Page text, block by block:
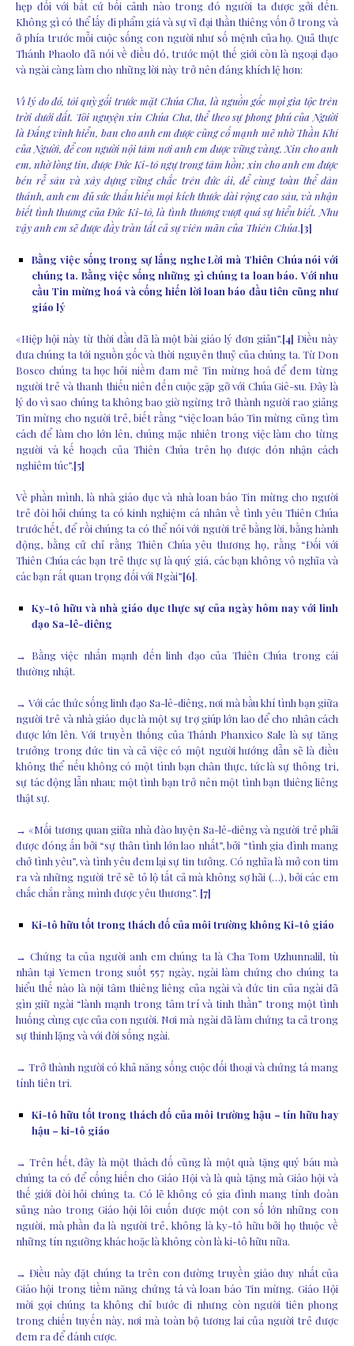
hẹp đối với bất cứ bối cảnh nào trong đó người ta được gởi đến.
Không gì có thể lấy đi phẩm giá và sự vĩ đại thần thiêng vốn ở trong và
ở phía trước mỗi cuộc sống con người như số mệnh của họ. Quả thực
Thánh Phaolo đã nói về điều đó, trước một thế giới còn là ngoại đạo
và ngài càng làm cho những lời này trở nên đáng khích lệ hơn:
Vì lý do đó, tôi quỳ gối trước mặt Chúa Cha, là nguồn gốc mọi gia tộc trên
trời dưới đất. Tôi nguyện xin Chúa Cha, thể theo sự phong phú của Người
là Đấng vinh hiển, ban cho anh em được củng cố mạnh mẽ nhờ Thần Khí
của Người, để con người nội tâm nơi anh em được vững vàng. Xin cho anh
em, nhờ lòng tin, được Đức Ki-tô ngự trong tâm hồn; xin cho anh em được
bén rễ sâu và xây dựng vững chắc trên đức ái, để cùng toàn thể dân
thánh, anh em đủ sức thấu hiểu mọi kích thước dài rộng cao sâu, và nhận
biết tình thương của Đức Ki-tô, là tình thương vượt quá sự hiểu biết. Như
vậy anh em sẽ được đầy tràn tất cả sự viên mãn của Thiên Chúa.[3]
Bằng việc sống trong sự lắng nghe Lời mà Thiên Chúa nói với
chúng ta. Bằng việc sống những gì chúng ta loan báo. Với nhu
cầu Tin mừng hoá và cống hiến lời loan báo đầu tiên cũng như
giáo lý
«Hiệp hội này từ thời đầu đã là một bài giáo lý đơn giản”.[4] Điều này
đưa chúng ta tới nguồn gốc và thời nguyên thuỷ của chúng ta. Từ Don
Bosco chúng ta học hỏi niềm đam mê Tin mừng hoá để đem từng
người trẻ và thanh thiếu niên đến cuộc gặp gỡ với Chúa Giê-su. Đây là
lý do vì sao chúng ta không bao giờ ngừng trở thành người rao giảng
Tin mừng cho người trẻ, biết rằng “việc loan báo Tin mừng cũng tìm
cách để làm cho lớn lên, chúng mặc nhiên trong việc làm cho từng
người và kế hoạch của Thiên Chúa trên họ được đón nhận cách
nghiêm túc”.[5]
Về phần mình, là nhà giáo dục và nhà loan báo Tin mừng cho người
trẻ đòi hỏi chúng ta có kinh nghiệm cá nhân về tình yêu Thiên Chúa
trước hết, để rồi chúng ta có thể nói với người trẻ bằng lời, bằng hành
động, bằng cử chỉ rằng Thiên Chúa yêu thương họ, rằng “Đối với
Thiên Chúa các bạn trẻ thực sự là quý giá, các bạn không vô nghĩa và
các bạn rất quan trọng đối với Ngài”[6].
Ky-tô hữu và nhà giáo dục thực sự của ngày hôm nay với linh
đạo Sa-lê-diêng
→ Bằng việc nhấn mạnh đến linh đạo của Thiên Chúa trong cái
thường nhật.
→ Với các thức sống linh đạo Sa-lê-diêng, nơi mà bầu khí tình bạn giữa
người trẻ và nhà giáo dục là một sự trợ giúp lớn lao để cho nhân cách
được lớn lên. Với truyền thống của Thánh Phanxico Sale là sự tăng
trưởng trong đức tin và cả việc có một người hướng dẫn sẽ là điều
không thể nếu không có một tình bạn chân thực, tức là sự thông tri,
sự tác động lẫn nhau; một tình bạn trở nên một tình bạn thiêng liêng
thật sự.
→ «Mối tương quan giữa nhà đào luyện Sa-lê-diêng và người trẻ phải
được đóng ấn bởi “sự thân tình lớn lao nhất”, bởi “tình gia đình mang
chở tình yêu”, và tình yêu đem lại sự tin tưởng. Có nghĩa là mở con tim
ra và những người trẻ sẽ tỏ lộ tất cả mà không sợ hãi (…), bởi các em
chắc chắn rằng mình được yêu thương”. [7]
Ki-tô hữu tốt trong thách đố của môi trường không Ki-tô giáo
→ Chứng ta của người anh em chúng ta là Cha Tom Uzhunnalil, tù
nhân tại Yemen trong suốt 557 ngày, ngài làm chứng cho chúng ta
hiểu thế nào là nội tâm thiêng liêng của ngài và đức tin của ngài đã
gìn giữ ngài “lành mạnh trong tâm trí và tinh thần” trong một tình
huống cùng cực của con người. Nơi mà ngài đã làm chứng ta cả trong
sự thinh lặng và với đời sống ngài.
→ Trở thành người có khả năng sống cuộc đối thoại và chứng tá mang
tính tiên tri.
Ki-tô hữu tốt trong thách đố của môi trường hậu – tín hữu hay
hậu – ki-tô giáo
→ Trên hết, đây là một thách đố cũng là một quà tặng quý báu mà
chúng ta có để cống hiến cho Giáo Hội và là quà tặng mà Giáo hội và
thế giới đòi hỏi chúng ta. Có lẽ không có gia đình mang tính đoàn
sủng nào trong Giáo hội lôi cuốn được một con số lớn những con
người, mà phần đa là người trẻ, không là ky-tô hữu bởi họ thuộc về
những tín ngưỡng khác hoặc là không còn là ki-tô hữu nữa.
→ Điều này đặt chúng ta trên con đường truyền giáo duy nhất của
Giáo hội trong tiềm năng chứng tá và loan báo Tin mừng. Giáo Hội
mời gọi chúng ta không chỉ bước đi nhưng còn người tiên phong
trong chiến tuyến này, nơi mà toàn bộ tương lai của người trẻ được
đem ra để đánh cược.